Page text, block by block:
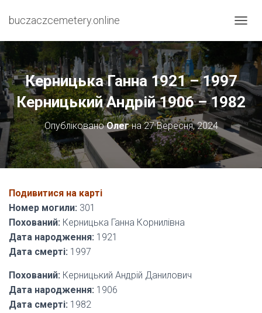
buczaczcemetery.online
Е
М
К
Н
У
Т
И
Н
А
Керницька Ганна 1921 – 1997
Керницький Андрій 1906 – 1982
ОпублікованоОлегна27 Вересня, 2024
Подивитися на карті
Номер могили: 301
Похований: Керницька Ганна Корнилівна
Дата народження: 1921
Дата смерті: 1997
Похований: Керницький Андрій Данилович
Дата народження: 1906
Дата смерті: 1982